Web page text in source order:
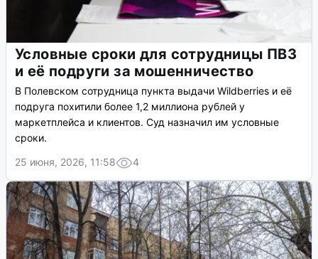
Условные сроки для сотрудницы ПВЗ
и её подруги за мошенничество
В Полевском сотрудница пункта выдачи Wildberries и её
подруга похитили более 1,2 миллиона рублей у
маркетплейса и клиентов. Суд назначил им условные
сроки.
25 июня, 2026, 11:58
4